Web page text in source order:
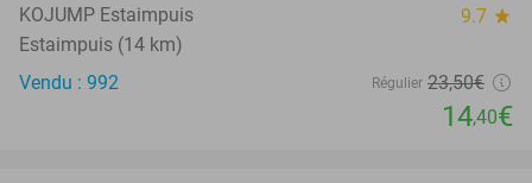
KOJUMP Estaimpuis 9.7 star
Estaimpuis (14 km)
Vendu : 992
Régulier 23,50€
14,40€